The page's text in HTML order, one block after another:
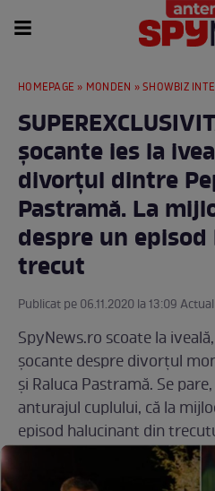
HOMEPAGE » MONDEN »SHOWBIZ
șocante ies la
divorțul dintre
Pastramă. La
despre un
trecut
Publicat pe 06.11.2020 la 13:09
SpyNews.ro scoate la
șocante despre divorțul
și Raluca Pastramă. Se
anturajul cuplului, că la
episod halucinant din